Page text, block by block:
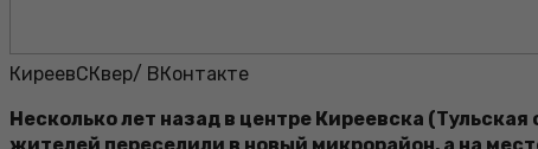
КиреевСКвер/ ВКонтакте
Несколько лет назад в центре Киреевска